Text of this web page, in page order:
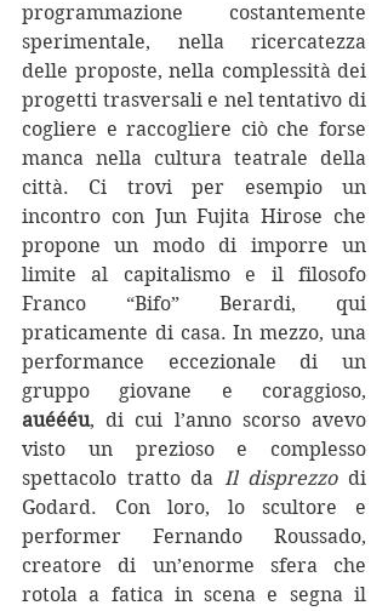
programmazione costantemente
sperimentale, nella ricercatezza
delle proposte, nella complessità dei
progetti trasversali e nel tentativo di
cogliere e raccogliere ciò che forse
manca nella cultura teatrale della
città. Ci trovi per esempio un
incontro con Jun Fujita Hirose che
propone un modo di imporre un
limite al capitalismo e il filosofo
Franco “Bifo” Berardi, qui
praticamente di casa. In mezzo, una
performance eccezionale di un
auéééu, di cui l’anno scorso avevo
visto un prezioso e complesso
spettacolo tratto da Il disprezzo di
Godard. Con loro, lo scultore e
performer Fernando Roussado,
creatore di un’enorme sfera che
rotola a fatica in scena e segna il